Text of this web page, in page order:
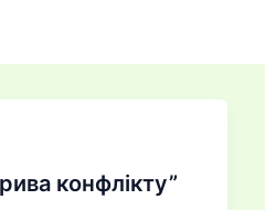
конфлікту”